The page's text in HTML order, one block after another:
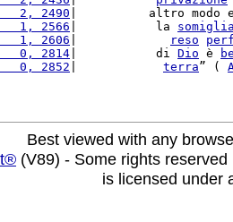
2, 2490
|          altro modo
1, 2566
|           la
1, 2606
reso
0, 2814
|           di Dio è
0, 2852
terra” (
Best viewed with any
(V89) - Some rights
is licensed under